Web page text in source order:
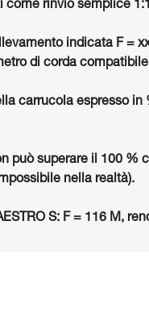
come rinvio semplice
indicata F =
di corda
carrucola espresso
può superare il 100 %
nella realtà).
S: F = 116 M,